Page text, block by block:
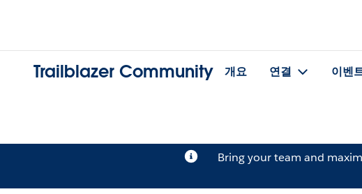
Trailblazer Community 개요 연결 이벤
Bring your team and